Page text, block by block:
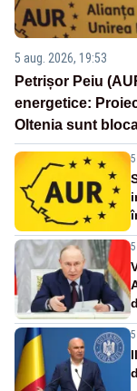
5 aug. 2026, 19:53
Petrișor Peiu
energetice:
Oltenia sunt